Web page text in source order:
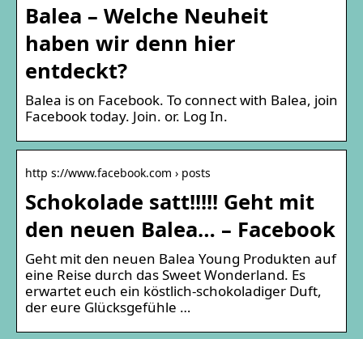
Balea – Welche Neuheit
haben wir denn hier
entdeckt?
Balea is on Facebook. To connect with Balea, join
Facebook today. Join. or. Log In.
http s://www.facebook.com › posts
Schokolade satt!!!!! Geht mit
den neuen Balea… – Facebook
Geht mit den neuen Balea Young Produkten auf
eine Reise durch das Sweet Wonderland. Es
erwartet euch ein köstlich-schokoladiger Duft,
der eure Glücksgefühle …